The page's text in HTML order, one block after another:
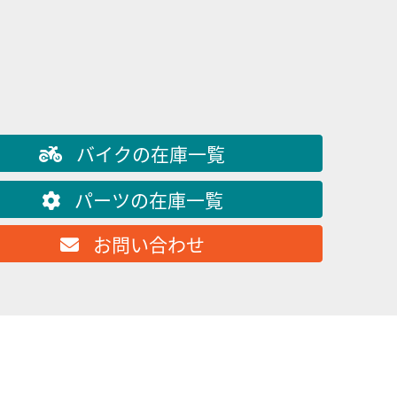
、スターターリレーやウィンカーリレーも
びっくりする程
バイクの在庫一覧
パーツの在庫一覧
お問い合わせ